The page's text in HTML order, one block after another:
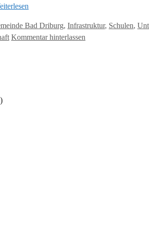
Bad Driburg, Infrastruktur, Schulen,
Kommentar hinterlassen